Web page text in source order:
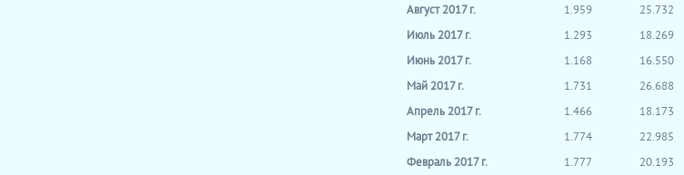
Август 2017 г.
1.959
25.732
Июль 2017 г.
1.293
18.269
Июнь 2017 г.
1.168
16.550
Май 2017 г.
1.731
26.688
Апрель 2017 г.
1.466
18.173
Март 2017 г.
1.774
22.985
Февраль 2017 г.
1.777
20.193